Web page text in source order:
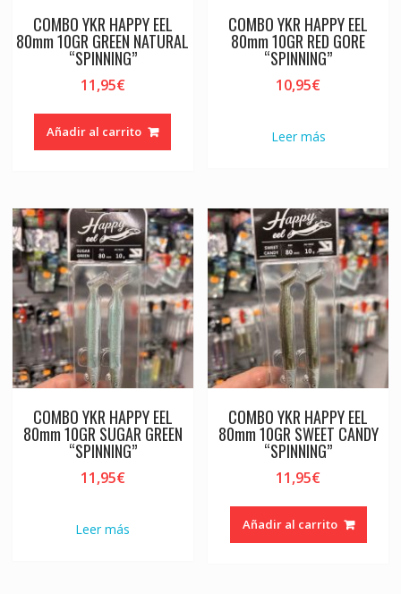
COMBO YKR HAPPY EEL
80mm 10GR GREEN NATURAL
“SPINNING”
11,95€
Añadir al carrito
COMBO YKR HAPPY EEL
80mm 10GR RED GORE
“SPINNING”
10,95€
Leer más
COMBO YKR HAPPY EEL
80mm 10GR SUGAR GREEN
“SPINNING”
11,95€
Leer más
COMBO YKR HAPPY EEL
80mm 10GR SWEET CANDY
“SPINNING”
11,95€
Añadir al carrito